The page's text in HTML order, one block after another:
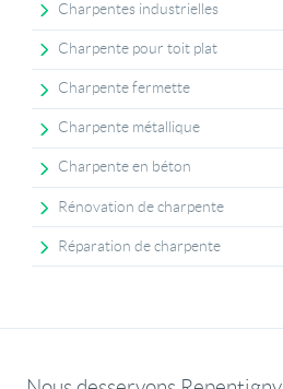
Charpentes industrielles
Charpente pour toit plat
Charpente fermette
Charpente métallique
Charpente en béton
Rénovation de charpente
Réparation de charpente